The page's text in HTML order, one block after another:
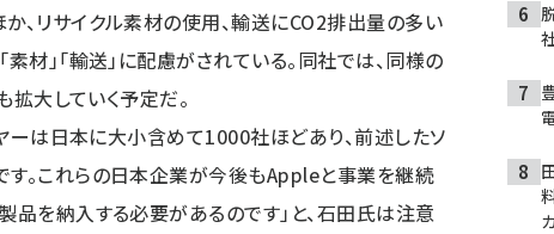
、リサイクル素材の使用、輸送にCO2排出量の多い
素材」「輸送」に配慮がされている。同社では、同様の
大していく予定だ。
は日本に大小含めて1000社ほどあり、前述したソ
す。これらの日本企業が今後もAppleと事業を継続
品を納入する必要があるのです」と、石田氏は注意